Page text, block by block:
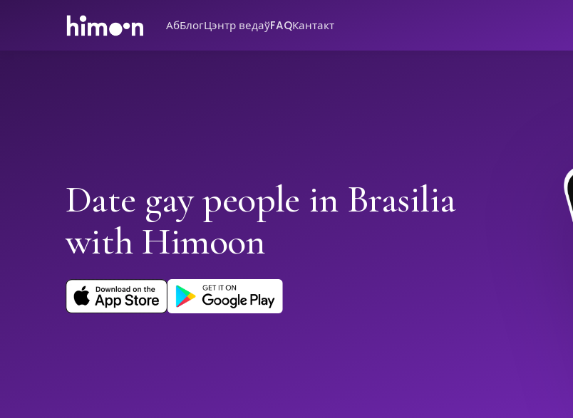
АбБлогЦэнтр ведаўFAQКантакт
Date gay people in Brasilia
with Himoon